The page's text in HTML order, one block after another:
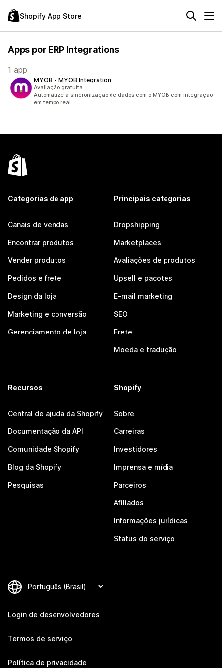
Shopify App Store
Apps por ERP Integrations
1 app
MYOB ‑ MYOB Integration
Avaliação gratuita
Automatize a sincronização de dados com o MYOB com integração
em tempo real
Categorias de app
Canais de vendas
Encontrar produtos
Vender produtos
Pedidos e frete
Design da loja
Marketing e conversão
Gerenciamento de loja
Principais categorias
Dropshipping
Marketplaces
Avaliações de produtos
Upsell e pacotes
E-mail marketing
SEO
Frete
Moeda e tradução
Recursos
Central de ajuda da Shopify
Documentação da API
Comunidade Shopify
Blog da Shopify
Pesquisas
Shopify
Sobre
Carreiras
Investidores
Imprensa e mídia
Parceiros
Afiliados
Informações jurídicas
Status do serviço
Login de desenvolvedores
Termos de serviço
Política de privacidade